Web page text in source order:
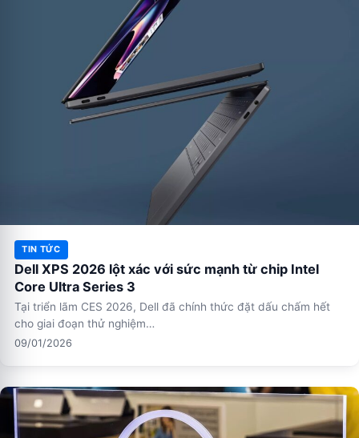
TIN TỨC
Dell XPS 2026 lột xác với sức mạnh từ chip Intel
Core Ultra Series 3
Tại triển lãm CES 2026, Dell đã chính thức đặt dấu chấm hết
cho giai đoạn thử nghiệm…
09/01/2026